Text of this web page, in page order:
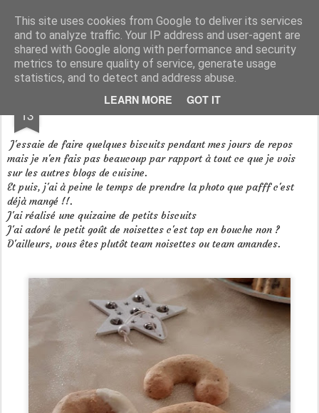
This site uses cookies from Google to deliver its services
and to analyze traffic. Your IP address and user-agent are
shared with Google along with performance and security
metrics to ensure quality of service, generate usage
statistics, and to detect and address abuse.
LEARN MORE GOT IT
Aux papilles by Virginie
13 Demi lunes à la noisette
J'essaie de faire quelques biscuits pendant mes jours de repos
mais je n'en fais pas beaucoup par rapport à tout ce que je vois
sur les autres blogs de cuisine.
Et puis, j'ai à peine le temps de prendre la photo que pafff c'est
déjà mangé !!.
J'ai réalisé une quizaine de petits biscuits
J'ai adoré le petit goût de noisettes c'est top en bouche non ?
D'ailleurs, vous êtes plutôt team noisettes ou team amandes.